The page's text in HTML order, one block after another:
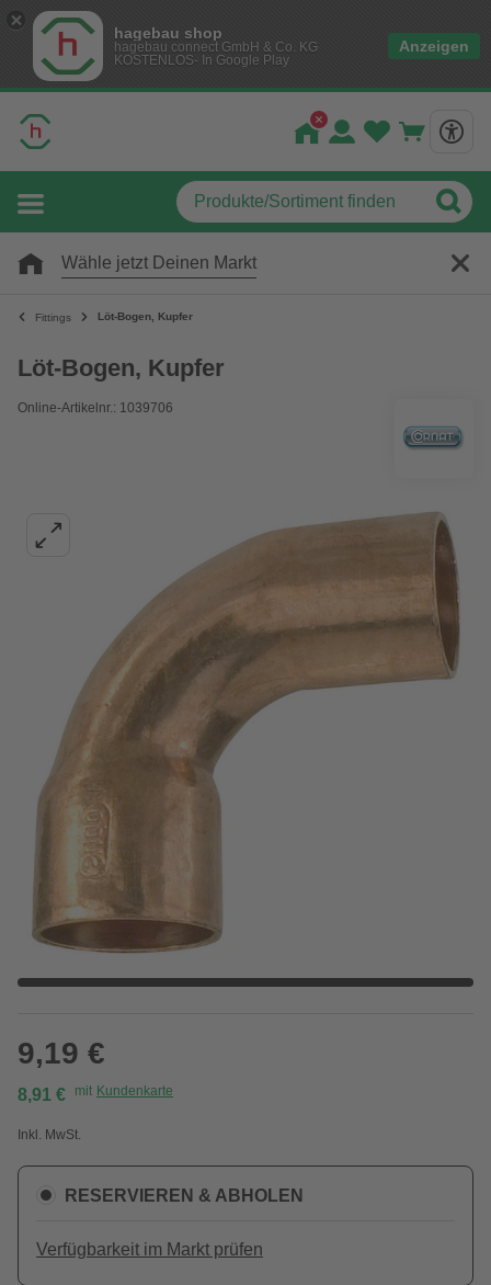
hagebau shop
hagebau connect GmbH & Co. KG
KOSTENLOS- In Google Play
Anzeigen
Wähle jetzt Deinen Markt
Fittings Löt-Bogen, Kupfer
Löt-Bogen, Kupfer
Online-Artikelnr.: 1039706
9,19 €
8,91 € mit Kundenkarte
Inkl. MwSt.
RESERVIEREN & ABHOLEN
Verfügbarkeit im Markt prüfen